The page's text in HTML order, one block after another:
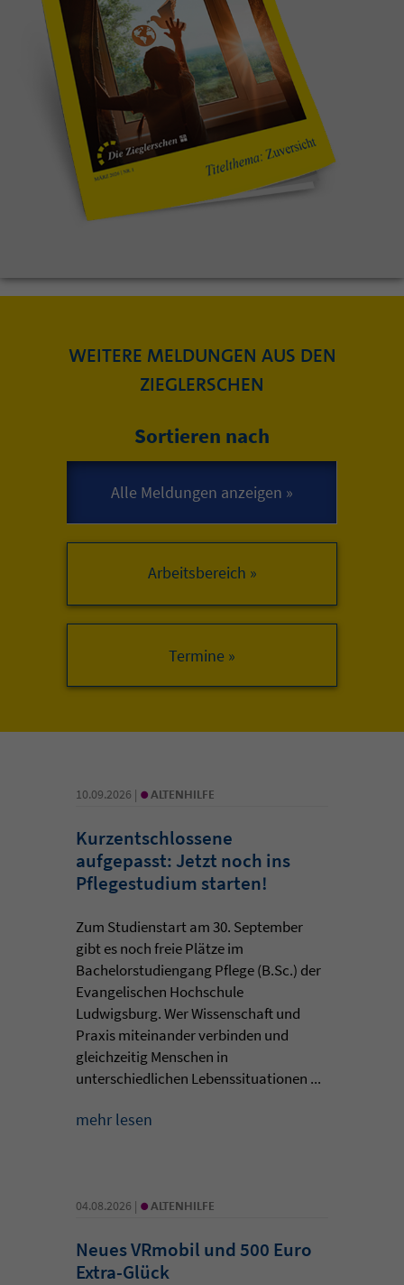
WEITERE MELDUNGEN AUS DEN
ZIEGLERSCHEN
Sortieren nach
Arbeitsbereich »
10.09.2026 | • ALTENHILFE
Kurzentschlossene
aufgepasst: Jetzt noch ins
Pflegestudium starten!
Zum Studienstart am 30. September
gibt es noch freie Plätze im
Bachelorstudiengang Pflege (B.Sc.) der
Evangelischen Hochschule
Ludwigsburg. Wer Wissenschaft und
Praxis miteinander verbinden und
gleichzeitig Menschen in
unterschiedlichen Lebenssituationen ...
mehr lesen
04.08.2026 | • ALTENHILFE
Neues VRmobil und 500 Euro
Extra-Glück